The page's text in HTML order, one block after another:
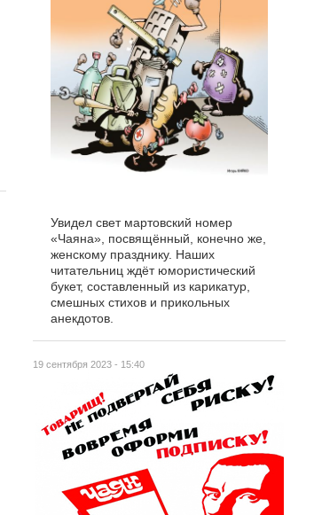
19 сентября 2023 - 15:40
Увидел свет мартовский номер
«Чаяна», посвящённый, конечно же,
женскому празднику. Наших
читательниц ждёт юмористический
букет, составленный из карикатур,
смешных стихов и прикольных
анекдотов.